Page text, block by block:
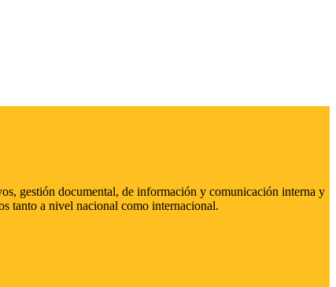
gestión documental, de información y comunicación interna y
tanto a nivel nacional como internacional.